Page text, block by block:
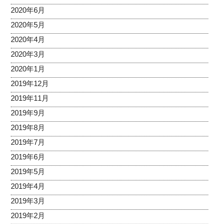
2020年6月
2020年5月
2020年4月
2020年3月
2020年1月
2019年12月
2019年11月
2019年9月
2019年8月
2019年7月
2019年6月
2019年5月
2019年4月
2019年3月
2019年2月